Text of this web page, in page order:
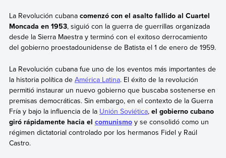
La Revolución cubanacomenzó con el asalto fallido al Cuartel
Moncada en 1953, siguió con la guerra de guerrillas organizada
desde la Sierra Maestra y terminó con el exitoso derrocamiento
del gobierno proestadounidense de Batista el 1 de enero de 1959.
La Revolución cubana fue uno de los eventos más importantes de
la historia política de América Latina. El éxito de la revolución
permitió instaurar un nuevo gobierno que buscaba sostenerse en
premisas democráticas. Sin embargo, en el contexto de la Guerra
Fría y bajo la influencia de la Unión Soviética, el gobierno cubano
giró rápidamente hacia el comunismoy se consolidó como un
régimen dictatorial controlado por los hermanos Fidel y Raúl
Castro.